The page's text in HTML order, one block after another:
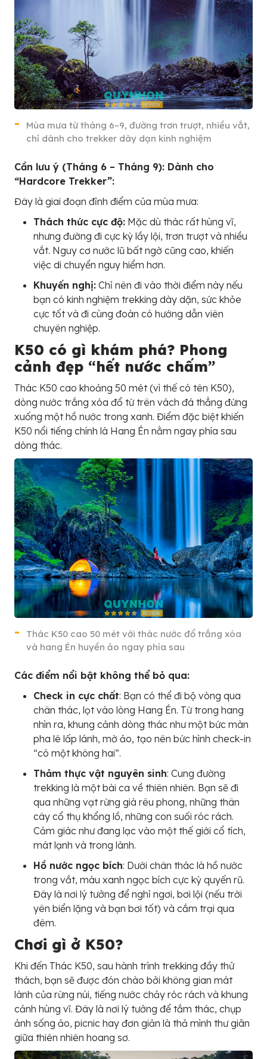
Mùa mưa từ tháng 6–9, đường trơn trượt, nhiều vắt,
chỉ dành cho trekker dày dạn kinh nghiệm
Cần lưu ý (Tháng 6 – Tháng 9): Dành cho
“Hardcore Trekker”:
Đây là giai đoạn đỉnh điểm của mùa mưa:
Thách thức cực độ: Mặc dù thác rất hùng vĩ,
nhưng đường đi cực kỳ lầy lội, trơn trượt và nhiều
vắt. Nguy cơ nước lũ bất ngờ cũng cao, khiến
việc di chuyển nguy hiểm hơn.
Khuyến nghị: Chỉ nên đi vào thời điểm này nếu
bạn có kinh nghiệm trekking dày dặn, sức khỏe
cực tốt và đi cùng đoàn có hướng dẫn viên
chuyên nghiệp.
K50 có gì khám phá? Phong
cảnh đẹp “hết nước chấm”
Thác K50 cao khoảng 50 mét (vì thế có tên K50),
dòng nước trắng xóa đổ từ trên vách đá thẳng đứng
xuống một hồ nước trong xanh. Điểm đặc biệt khiến
K50 nổi tiếng chính là Hang Én nằm ngay phía sau
dòng thác.
Thác K50 cao 50 mét với thác nước đổ trắng xóa
và hang Én huyền ảo ngay phía sau
Các điểm nổi bật không thể bỏ qua:
Check in cực chất: Bạn có thể đi bộ vòng qua
chân thác, lọt vào lòng Hang Én. Từ trong hang
nhìn ra, khung cảnh dòng thác như một bức màn
pha lê lấp lánh, mờ ảo, tạo nên bức hình check-in
“có một không hai”.
Thảm thực vật nguyên sinh: Cung đường
trekking là một bài ca về thiên nhiên. Bạn sẽ đi
qua những vạt rừng già rêu phong, những thân
cây cổ thụ khổng lồ, những con suối róc rách.
Cảm giác như đang lạc vào một thế giới cổ tích,
mát lạnh và trong lành.
Hồ nước ngọc bích: Dưới chân thác là hồ nước
trong vắt, màu xanh ngọc bích cực kỳ quyến rũ.
Đây là nơi lý tưởng để nghỉ ngơi, bơi lội (nếu trời
yên biển lặng và bạn bơi tốt) và cắm trại qua
đêm.
Chơi gì ở K50?
Khi đến Thác K50, sau hành trình trekking đầy thử
thách, bạn sẽ được đón chào bởi không gian mát
lành của rừng núi, tiếng nước chảy róc rách và khung
cảnh hùng vĩ. Đây là nơi lý tưởng để tắm thác, chụp
ảnh sống ảo, picnic hay đơn giản là thả mình thư giãn
giữa thiên nhiên hoang sơ.